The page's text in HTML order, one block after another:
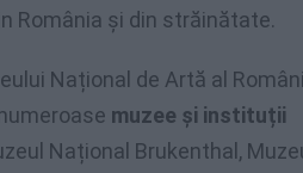
România și din străinătate.
Național de Artă al
muzee și instituții
Național Brukenthal,